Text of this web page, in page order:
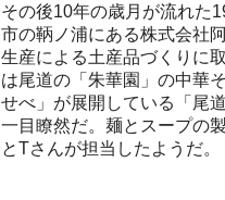
その後10年の歳月が流れた
市の鞆ノ浦にある株式会社
生産による土産品づくりに
は尾道の「朱華園」の中華
せべ」が展開している「尾
一目瞭然だ。麺とスープの
とTさんが担当したようだ。